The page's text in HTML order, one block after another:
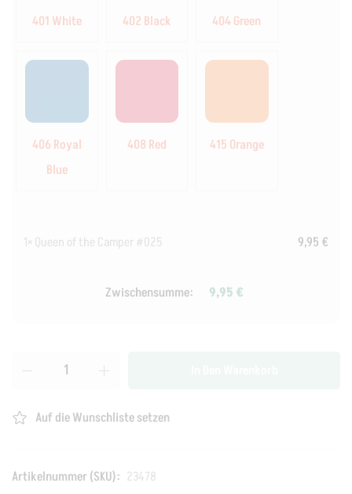
401 White 402 Black 404 Green
406 Royal
Blue
408 Red 415 Orange
1× Queen of the Camper #025 9,95 €
Zwischensumme: 9,95 €
Auf die Wunschliste setzen
Artikelnummer (SKU): 23478